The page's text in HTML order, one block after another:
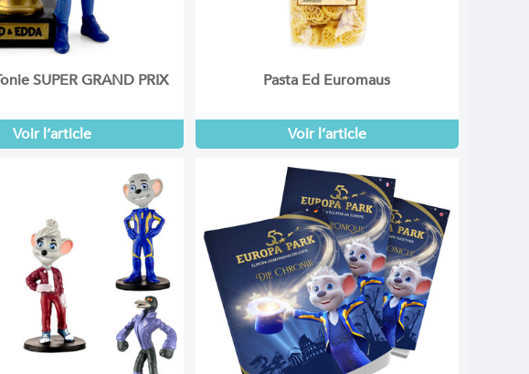
SUPER GRAND PRIX
Voir l’article
Pasta Ed Euromaus
Voir l’article